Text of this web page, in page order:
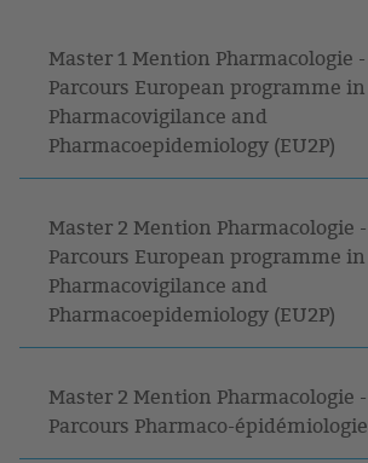
Master 1 Mention Pharmacologie -
Parcours European programme in
Pharmacovigilance and
Pharmacoepidemiology (EU2P)
Master 2 Mention Pharmacologie -
Parcours European programme in
Pharmacovigilance and
Pharmacoepidemiology (EU2P)
Master 2 Mention Pharmacologie -
Parcours Pharmaco-épidémiologie